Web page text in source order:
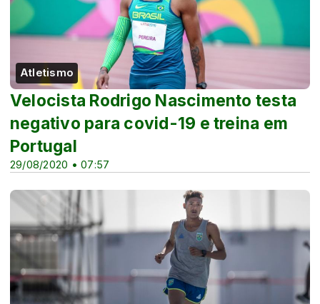
Atletismo
29/08/2020 • 07:57
Velocista Rodrigo Nascimento testa
negativo para covid-19 e treina em
Portugal